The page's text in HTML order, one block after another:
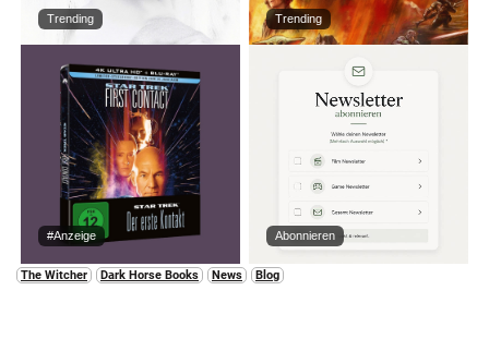
Trending Trending
#Anzeige Abonnieren
The Witcher Dark Horse Books News Blog